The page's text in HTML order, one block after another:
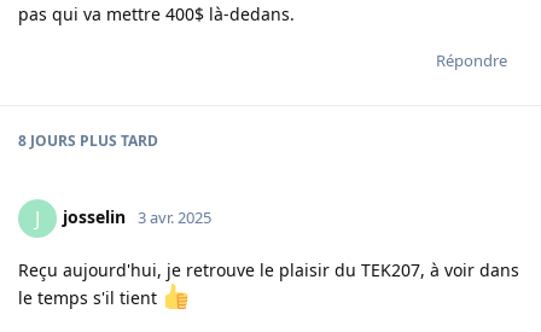
pas qui va mettre 400$ là-dedans.
Répondre
8 JOURS PLUS TARD
J josselin 3 avr. 2025
Reçu aujourd'hui, je retrouve le plaisir du TEK207, à voir dans
le temps s'il tient